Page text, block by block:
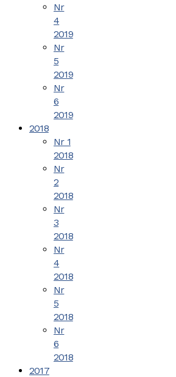
Nr
4
2019
Nr
5
2019
Nr
6
2019
2018
Nr 1
2018
Nr
2
2018
Nr
3
2018
Nr
4
2018
Nr
5
2018
Nr
6
2018
2017